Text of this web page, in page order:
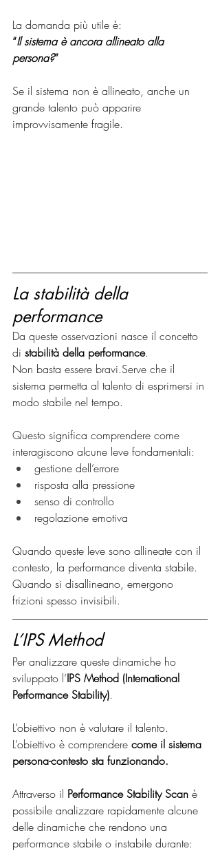
La domanda più utile è:
“Il sistema è ancora allineato alla
persona?”
Se il sistema non è allineato, anche un
grande talento può apparire
improvvisamente fragile.
La stabilità della
performance
Da queste osservazioni nasce il concetto
di stabilità della performance.
Non basta essere bravi.Serve che il
sistema permetta al talento di esprimersi in
modo stabile nel tempo.
Questo significa comprendere come
interagiscono alcune leve fondamentali:
gestione dell’errore
risposta alla pressione
senso di controllo
regolazione emotiva
Quando queste leve sono allineate con il
contesto, la performance diventa stabile.
Quando si disallineano, emergono
frizioni spesso invisibili.
L’IPS Method
Per analizzare queste dinamiche ho
sviluppato l’IPS Method (International
Performance Stability).
L’obiettivo non è valutare il talento.
L’obiettivo è comprendere come il sistema
persona-contesto sta funzionando.
Attraverso il Performance Stability Scan è
possibile analizzare rapidamente alcune
delle dinamiche che rendono una
performance stabile o instabile durante: